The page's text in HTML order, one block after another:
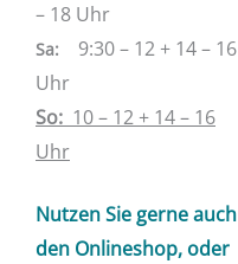
– 18 Uhr
Sa: 9:30 – 12 + 14 – 16
Uhr
So: 10 – 12 + 14 – 16
Uhr
Nutzen Sie gerne auch
den Onlineshop, oder